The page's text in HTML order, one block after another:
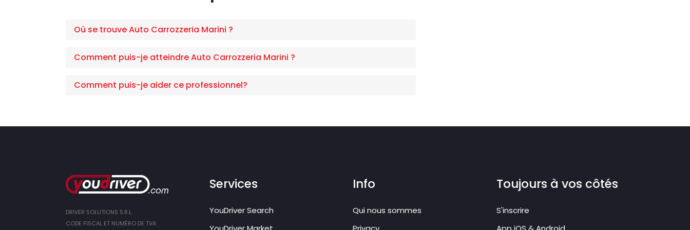
Où se trouve Auto Carrozzeria Marini ?
Comment puis-je atteindre Auto Carrozzeria Marini ?
Comment puis-je aider ce professionnel?
DRIVER SOLUTIONS S.R.L.
CODE FISCAL ET NUMÉRO DE TVA
Services
YouDriver Search
Info
Qui nous sommes
Toujours à vos côtés
S'inscrire